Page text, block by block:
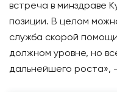
встреча в минздраве
позиции. В целом
служба скорой
должном уровне, но
дальнейшего роста»,